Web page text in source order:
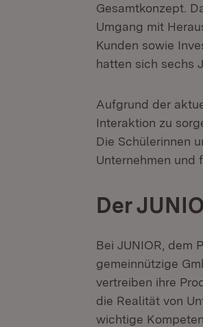
Gesamtkonzept.
Umgang mit
Kunden sowie
hatten sich sechs
Aufgrund der
Interaktion zu
Die Schülerinnen
Unternehmen und
Der
Bei JUNIOR, dem
gemeinnützige
vertreiben ihre
die Realität von
wichtige